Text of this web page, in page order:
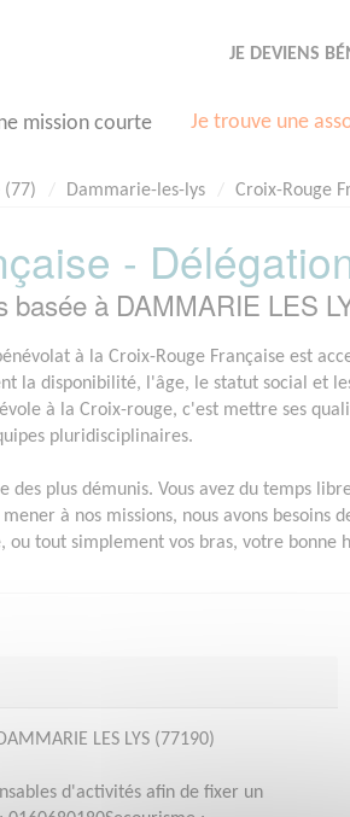
JE DEVIENS
mission courte Je trouve une
(77) Dammarie-les-lys Croix-Rouge
-
à DAMMARIE LES
à la Croix-Rouge Française est
la disponibilité, l'âge, le statut social et
à la Croix-rouge, c'est mettre ses
pluridisciplinaires.
des plus démunis. Vous avez du temps
à nos missions, nous avons besoins
tout simplement vos bras, votre bonne
LES LYS (77190)
d'activités afin de fixer un